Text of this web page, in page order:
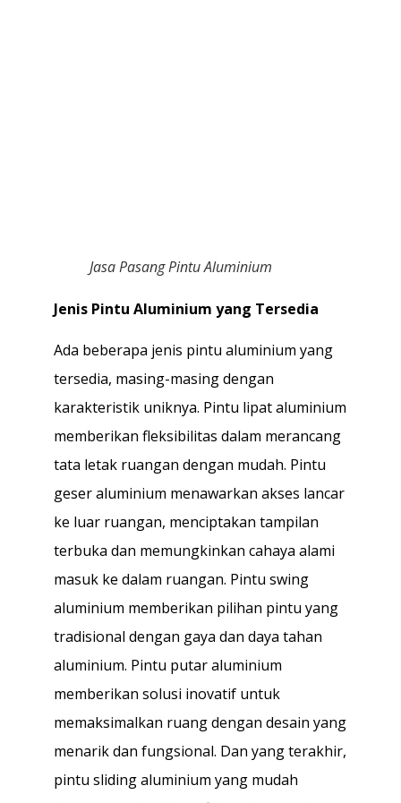
Jasa Pasang Pintu Aluminium
Jenis Pintu Aluminium yang Tersedia
Ada beberapa jenis pintu aluminium yang
tersedia, masing-masing dengan
karakteristik uniknya. Pintu lipat aluminium
memberikan fleksibilitas dalam merancang
tata letak ruangan dengan mudah. Pintu
geser aluminium menawarkan akses lancar
ke luar ruangan, menciptakan tampilan
terbuka dan memungkinkan cahaya alami
masuk ke dalam ruangan. Pintu swing
aluminium memberikan pilihan pintu yang
tradisional dengan gaya dan daya tahan
aluminium. Pintu putar aluminium
memberikan solusi inovatif untuk
memaksimalkan ruang dengan desain yang
menarik dan fungsional. Dan yang terakhir,
pintu sliding aluminium yang mudah